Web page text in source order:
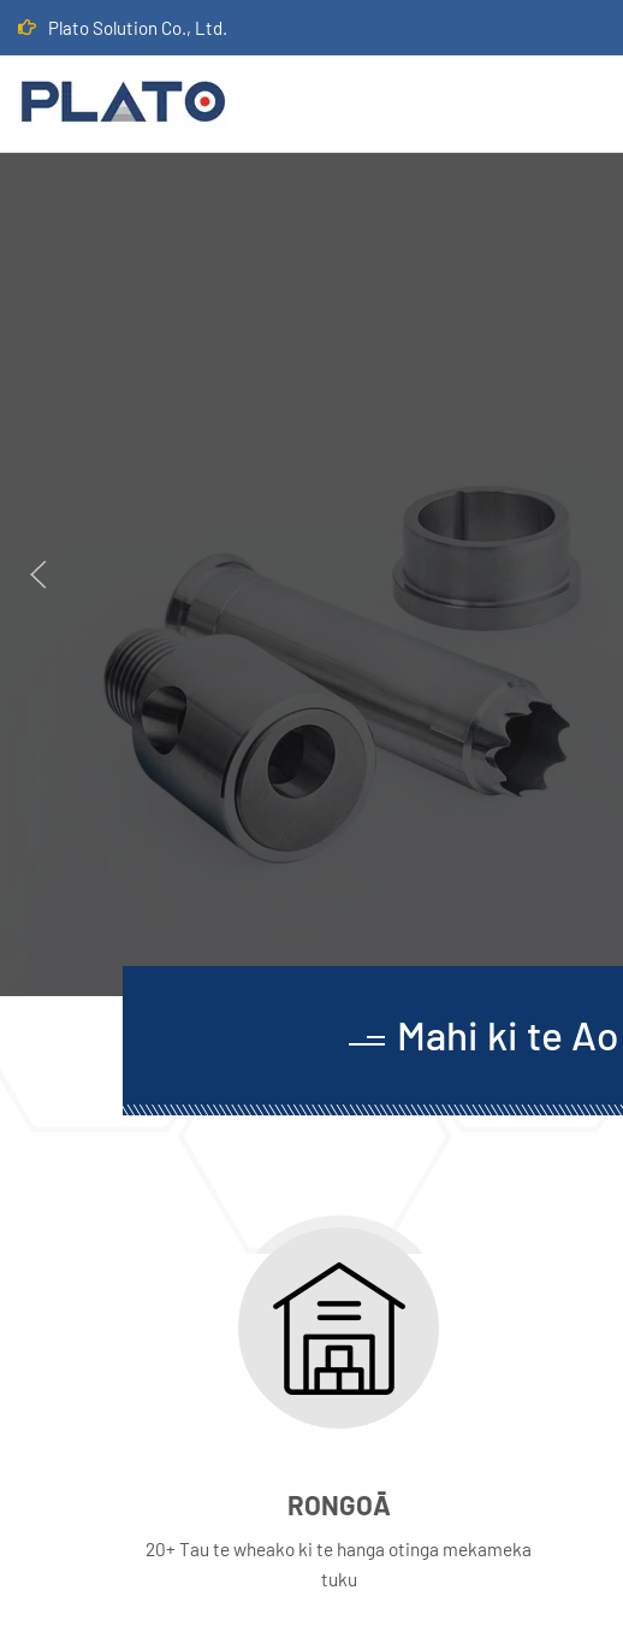
Plato Solution Co., Ltd.
Mahi ki te Ao
RONGOĀ
20+ Tau te wheako ki te hanga otinga mekameka
tuku